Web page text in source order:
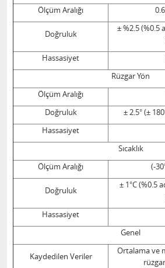
Ölçüm Aralığı
Doğruluk
± %2.5 (%0.5
Hassasiyet
Rüzgar Yön
Ölçüm Aralığı
Doğruluk
± 2.5° (±
Hassasiyet
Sıcaklık
Ölçüm Aralığı
(-
Doğruluk
± 1°C (%0.5
Hassasiyet
Genel
Kaydedilen Veriler
Ortalama ve